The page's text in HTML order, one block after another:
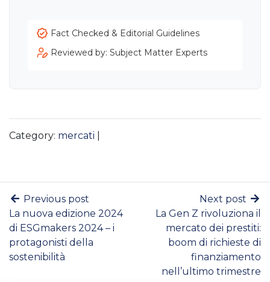
Fact Checked & Editorial Guidelines
Reviewed by: Subject Matter Experts
Category: mercati
Previous post
La nuova edizione 2024
di ESGmakers 2024 – i
protagonisti della
sostenibilità
Next post
La Gen Z rivoluziona il
mercato dei prestiti:
boom di richieste di
finanziamento
nell’ultimo trimestre